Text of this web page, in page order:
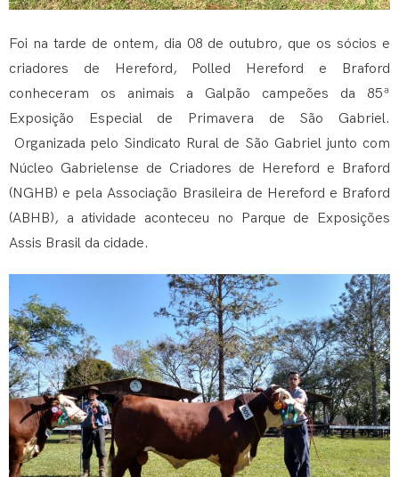
Foi na tarde de ontem, dia 08 de outubro, que os sócios e
criadores de Hereford, Polled Hereford e Braford
conheceram os animais a Galpão campeões da 85ª
Exposição Especial de Primavera de São Gabriel.
Organizada pelo Sindicato Rural de São Gabriel junto com
Núcleo Gabrielense de Criadores de Hereford e Braford
(NGHB) e pela Associação Brasileira de Hereford e Braford
(ABHB), a atividade aconteceu no Parque de Exposições
Assis Brasil da cidade.